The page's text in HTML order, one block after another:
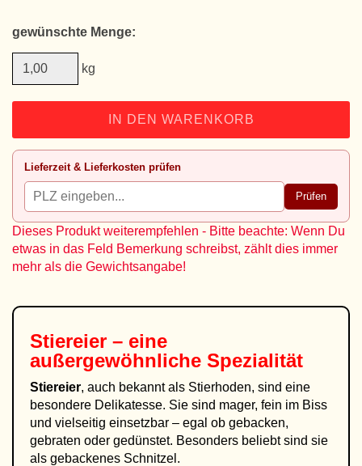
gewünschte Menge:
kg
IN DEN WARENKORB
Lieferzeit & Lieferkosten prüfen
Prüfen
Dieses Produkt weiterempfehlen - Bitte beachte: Wenn Du
etwas in das Feld Bemerkung schreibst, zählt dies immer
mehr als die Gewichtsangabe!
Stiereier – eine
außergewöhnliche Spezialität
Stiereier, auch bekannt als Stierhoden, sind eine
besondere Delikatesse. Sie sind mager, fein im Biss
und vielseitig einsetzbar – egal ob gebacken,
gebraten oder gedünstet. Besonders beliebt sind sie
als gebackenes Schnitzel.